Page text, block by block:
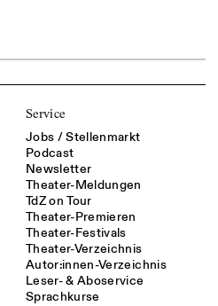
Service
Jobs / Stellenmarkt
Podcast
Newsletter
Theater-Meldungen
TdZ on Tour
Theater-Premieren
Theater-Festivals
Theater-Verzeichnis
Autor:innen-Verzeichnis
Leser- & Aboservice
Sprachkurse